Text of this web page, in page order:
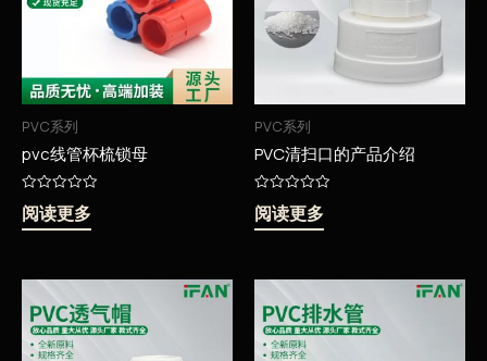
PVC系列
pvc线管杯梳锁母
评
分
0
阅读更多
PVC系列
PVC清扫口的产品介绍
评
分
0
阅读更多